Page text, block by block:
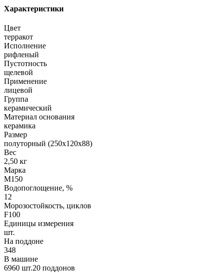
Характеристики
Цвет
терракот
Исполнение
рифленый
Пустотность
щелевой
Применение
лицевой
Группа
керамический
Материал основания
керамика
Размер
полуторный (250х120х88)
Вес
2,50 кг
Марка
М150
Водопоглощение, %
12
Морозостойкость, циклов
F100
Единицы измерения
шт.
На поддоне
348
В машине
6960 шт.20 поддонов